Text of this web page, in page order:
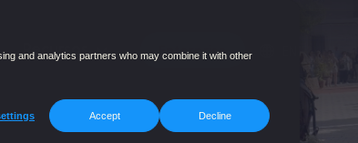
and analytics partners who may combine it with other
Accept Decline
Recursos Enterprise